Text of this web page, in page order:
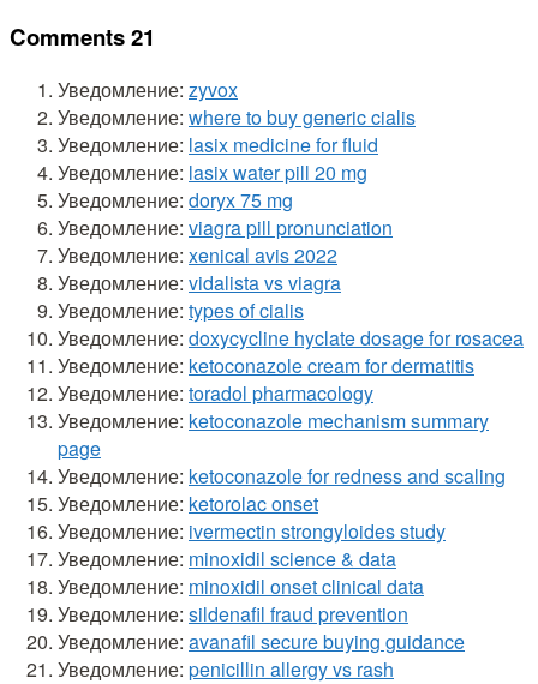
Comments21
Уведомление: zyvox
Уведомление: where to buy generic cialis
Уведомление: lasix medicine for fluid
Уведомление: lasix water pill 20 mg
Уведомление: doryx 75 mg
Уведомление: viagra pill pronunciation
Уведомление: xenical avis 2022
Уведомление: vidalista vs viagra
Уведомление: types of cialis
Уведомление: doxycycline hyclate dosage for rosacea
Уведомление: ketoconazole cream for dermatitis
Уведомление: toradol pharmacology
Уведомление: ketoconazole mechanism summary
page
Уведомление: ketoconazole for redness and scaling
Уведомление: ketorolac onset
Уведомление: ivermectin strongyloides study
Уведомление: minoxidil science & data
Уведомление: minoxidil onset clinical data
Уведомление: sildenafil fraud prevention
Уведомление: avanafil secure buying guidance
Уведомление: penicillin allergy vs rash